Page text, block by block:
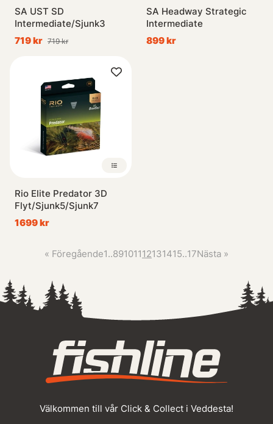
SA UST SD
Intermediate/Sjunk3
719 kr 719 kr
SA Headway Strategic
Intermediate
899 kr
Rio Elite Predator 3D
Flyt/Sjunk5/Sjunk7
1699 kr
« Föregående1..89101112131415..17Nästa »
Välkommen till vår Click & Collect i Veddesta!